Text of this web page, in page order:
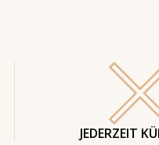
JEDERZEIT